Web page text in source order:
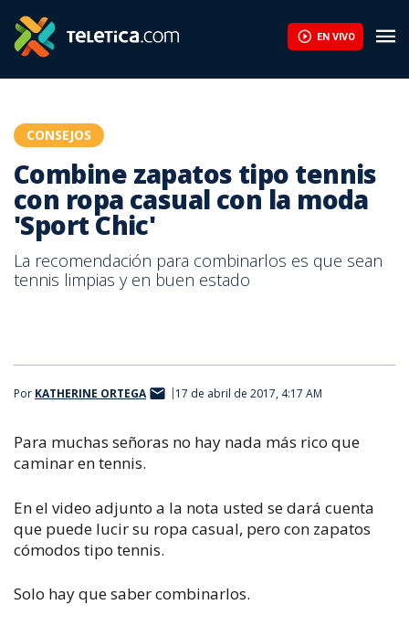
EN VIVO
CONSEJOS
Combine zapatos tipo tennis
con ropa casual con la moda
'Sport Chic'
La recomendación para combinarlos es que sean
tennis limpias y en buen estado
Por KATHERINE ORTEGA 17 de abril de 2017, 4:17 AM
Para muchas señoras no hay nada más rico que
caminar en tennis.
En el video adjunto a la nota usted se dará cuenta
que puede lucir su ropa casual, pero con zapatos
cómodos tipo tennis.
Solo hay que saber combinarlos.